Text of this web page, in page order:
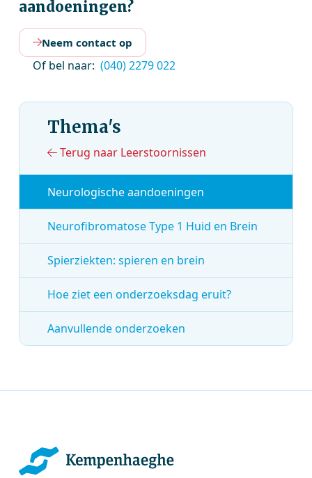
aandoeningen?
Neem contact op
Of bel naar: (040) 2279 022
Thema's
Terug naar Leerstoornissen
Neurologische aandoeningen
Neurofibromatose Type 1 Huid en Brein
Spierziekten: spieren en brein
Hoe ziet een onderzoeksdag eruit?
Aanvullende onderzoeken